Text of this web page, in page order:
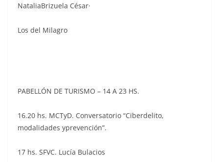
NataliaBrizuela César·
Los del Milagro
PABELLÓN DE TURISMO – 14 A 23 HS.
16.20 hs. MCTyD. Conversatorio “Ciberdelito,
modalidades yprevención”.
17 hs. SFVC. Lucía Bulacios